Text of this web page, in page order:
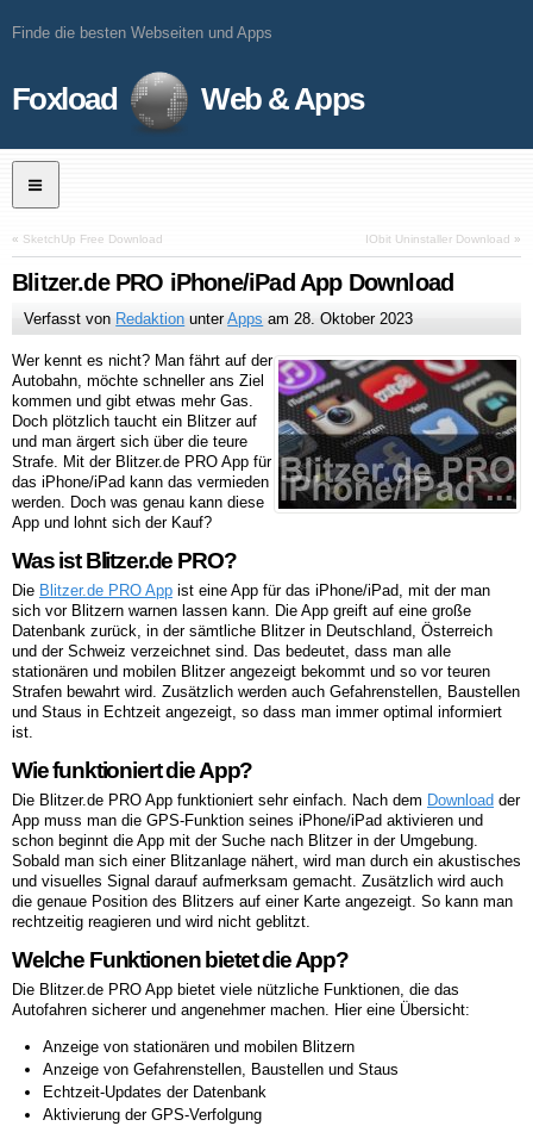
Finde die besten Webseiten und Apps
Foxload Web & Apps
« SketchUp Free Download IObit Uninstaller Download »
Blitzer.de PRO iPhone/iPad App Download
Verfasst von Redaktion unterApps am28. Oktober 2023
Wer kennt es nicht? Man fährt auf der
Autobahn, möchte schneller ans Ziel
kommen und gibt etwas mehr Gas.
Doch plötzlich taucht ein Blitzer auf
und man ärgert sich über die teure
Strafe. Mit der Blitzer.de PRO App für
das iPhone/iPad kann das vermieden
werden. Doch was genau kann diese
App und lohnt sich der Kauf?
Was ist Blitzer.de PRO?
Die Blitzer.de PRO App ist eine App für das iPhone/iPad, mit der man
sich vor Blitzern warnen lassen kann. Die App greift auf eine große
Datenbank zurück, in der sämtliche Blitzer in Deutschland, Österreich
und der Schweiz verzeichnet sind. Das bedeutet, dass man alle
stationären und mobilen Blitzer angezeigt bekommt und so vor teuren
Strafen bewahrt wird. Zusätzlich werden auch Gefahrenstellen, Baustellen
und Staus in Echtzeit angezeigt, so dass man immer optimal informiert
ist.
Wie funktioniert die App?
Die Blitzer.de PRO App funktioniert sehr einfach. Nach dem Download der
App muss man die GPS-Funktion seines iPhone/iPad aktivieren und
schon beginnt die App mit der Suche nach Blitzer in der Umgebung.
Sobald man sich einer Blitzanlage nähert, wird man durch ein akustisches
und visuelles Signal darauf aufmerksam gemacht. Zusätzlich wird auch
die genaue Position des Blitzers auf einer Karte angezeigt. So kann man
rechtzeitig reagieren und wird nicht geblitzt.
Welche Funktionen bietet die App?
Die Blitzer.de PRO App bietet viele nützliche Funktionen, die das
Autofahren sicherer und angenehmer machen. Hier eine Übersicht:
Anzeige von stationären und mobilen Blitzern
Anzeige von Gefahrenstellen, Baustellen und Staus
Echtzeit-Updates der Datenbank
Aktivierung der GPS-Verfolgung